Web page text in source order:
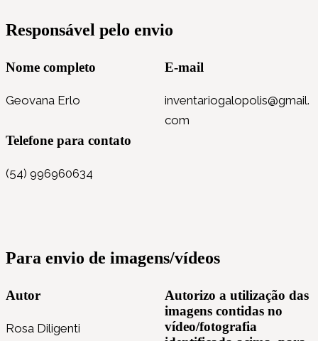
Responsável pelo envio
Nome completo
Geovana Erlo
Telefone para contato
(54) 996960634
E-mail
inventariogalopolis@gmail.
com
Para envio de imagens/vídeos
Autor
Rosa Diligenti
Autorizo a utilização das
imagens contidas no
vídeo/fotografia